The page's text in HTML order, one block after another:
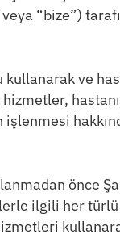
“bize”)
ve
önce
ilgili her